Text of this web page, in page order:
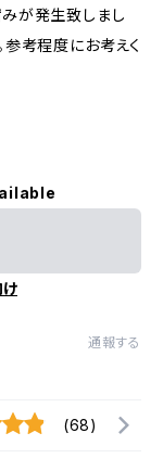
が発生致しまし
参考程度にお考えく
通報する
(68)